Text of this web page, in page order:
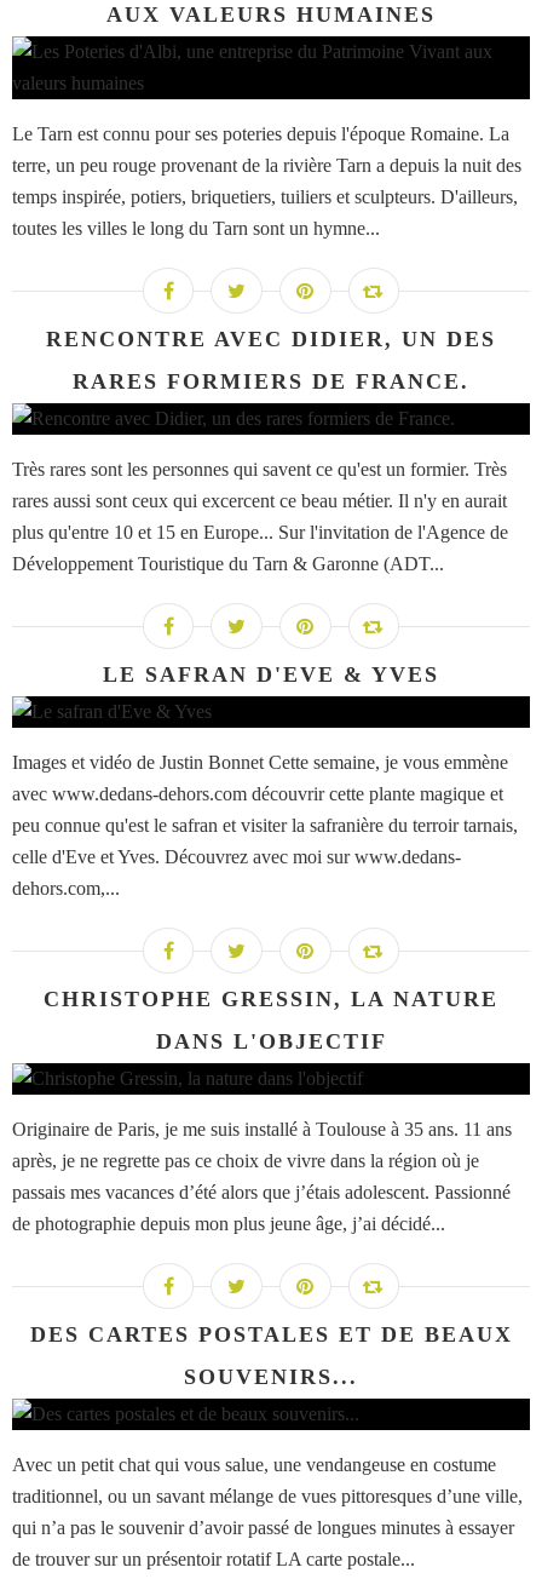
AUX VALEURS HUMAINES
Le Tarn est connu pour ses poteries depuis l'époque Romaine. La
terre, un peu rouge provenant de la rivière Tarn a depuis la nuit des
temps inspirée, potiers, briquetiers, tuiliers et sculpteurs. D'ailleurs,
toutes les villes le long du Tarn sont un hymne...
RENCONTRE AVEC DIDIER, UN DES
RARES FORMIERS DE FRANCE.
Très rares sont les personnes qui savent ce qu'est un formier. Très
rares aussi sont ceux qui excercent ce beau métier. Il n'y en aurait
plus qu'entre 10 et 15 en Europe... Sur l'invitation de l'Agence de
Développement Touristique du Tarn & Garonne (ADT...
LE SAFRAN D'EVE & YVES
Images et vidéo de Justin Bonnet Cette semaine, je vous emmène
avec www.dedans-dehors.com découvrir cette plante magique et
peu connue qu'est le safran et visiter la safranière du terroir tarnais,
celle d'Eve et Yves. Découvrez avec moi sur www.dedans-
dehors.com,...
CHRISTOPHE GRESSIN, LA NATURE
DANS L'OBJECTIF
Originaire de Paris, je me suis installé à Toulouse à 35 ans. 11 ans
après, je ne regrette pas ce choix de vivre dans la région où je
passais mes vacances d’été alors que j’étais adolescent. Passionné
de photographie depuis mon plus jeune âge, j’ai décidé...
DES CARTES POSTALES ET DE BEAUX
SOUVENIRS...
Avec un petit chat qui vous salue, une vendangeuse en costume
traditionnel, ou un savant mélange de vues pittoresques d’une ville,
qui n’a pas le souvenir d’avoir passé de longues minutes à essayer
de trouver sur un présentoir rotatif LA carte postale...